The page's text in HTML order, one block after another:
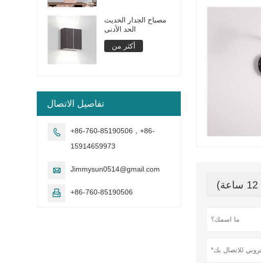
مصباح الجدار الحديث
الحد الأدنى
أكثر من
تفاصيل الاتصال

+86-760-85190506，+86-
15914659973
 Jimmysun0514@gmail.com
 +86-760-85190506